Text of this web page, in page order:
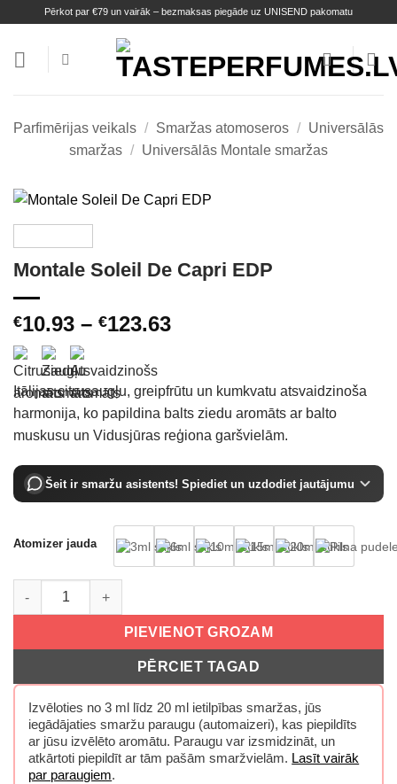
content
Pērkot par €79 un vairāk – bezmaksas piegāde uz UNISEND pakomatu
Parfimērijas veikals / Smaržas atomoseros /
Universālās
smaržas / Universālās Montale smaržas
Montale Soleil De Capri EDP
€10.93 – €123.63Price
through
€123.63
Itālijas citrusaugļu, greipfrūtu un kumkvatu atsvaidzinoša
harmonija, ko papildina balts ziedu aromāts ar balto
muskusu un Vidusjūras reģiona garšvielām.
Šeit ir smaržu asistents! Spiediet un uzdodiet jautājumu
Atomizer jauda
Montale Soleil De Capri EDP daudzums
PIEVIENOT GROZAM
PĒRCIET TAGAD
Izvēloties no 3 ml līdz 20 ml ietilpības smaržas, jūs
iegādājaties smaržu paraugu (automaizeri), kas piepildīts
ar jūsu izvēlēto aromātu. Paraugu var izsmidzināt, un
atkārtoti piepildīt ar tām pašām smaržvielām. Lasīt vairāk
par paraugiem.